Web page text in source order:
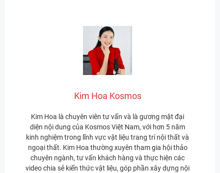
Kim Hoa Kosmos
Kim Hoa là chuyên viên tư vấn và là gương mặt đại
diện nội dung của Kosmos Việt Nam, với hơn 5 năm
kinh nghiệm trong lĩnh vực vật liệu trang trí nội thất và
ngoại thất. Kim Hoa thường xuyên tham gia hội thảo
chuyên ngành, tư vấn khách hàng và thực hiện các
video chia sẻ kiến thức vật liệu, góp phần xây dựng nội